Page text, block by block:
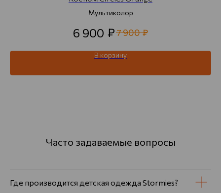
Мультиколор
6 900 ₽7 900 ₽
В корзину
Часто задаваемые вопросы
Где производится детская одежда Stormies?